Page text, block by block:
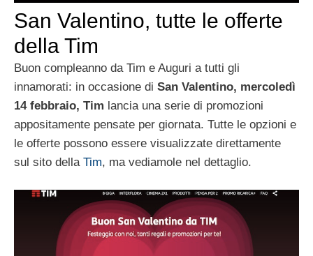
San Valentino, tutte le offerte
della Tim
Buon compleanno da Tim e Auguri a tutti gli
innamorati: in occasione di San Valentino, mercoledì
14 febbraio, Tim lancia una serie di promozioni
appositamente pensate per giornata. Tutte le opzioni e
le offerte possono essere visualizzate direttamente
sul sito della Tim, ma vediamole nel dettaglio.